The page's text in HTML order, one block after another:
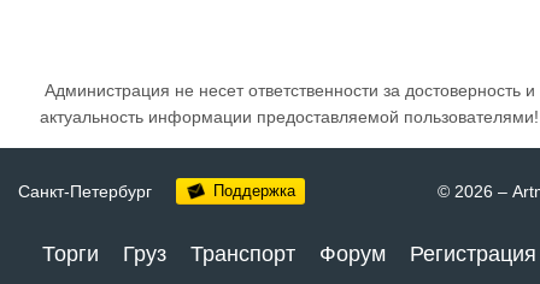
Администрация не несет ответственности за достоверность и
актуальность информации предоставляемой пользователями!
Санкт-Петербург Поддержка © 2026 –
Торги Груз Транспорт Форум Регистрация